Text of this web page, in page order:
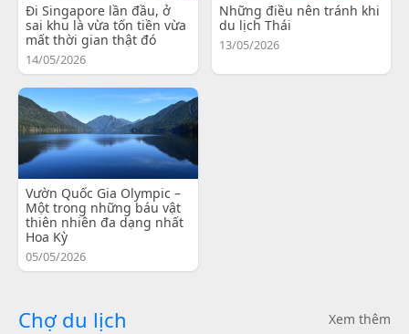
Đi Singapore lần đầu, ở
sai khu là vừa tốn tiền vừa
mất thời gian thật đó
14/05/2026
Những điều nên tránh khi
du lịch Thái
13/05/2026
Vườn Quốc Gia Olympic –
Một trong những báu vật
thiên nhiên đa dạng nhất
Hoa Kỳ
05/05/2026
Chợ du lịch Xem thêm